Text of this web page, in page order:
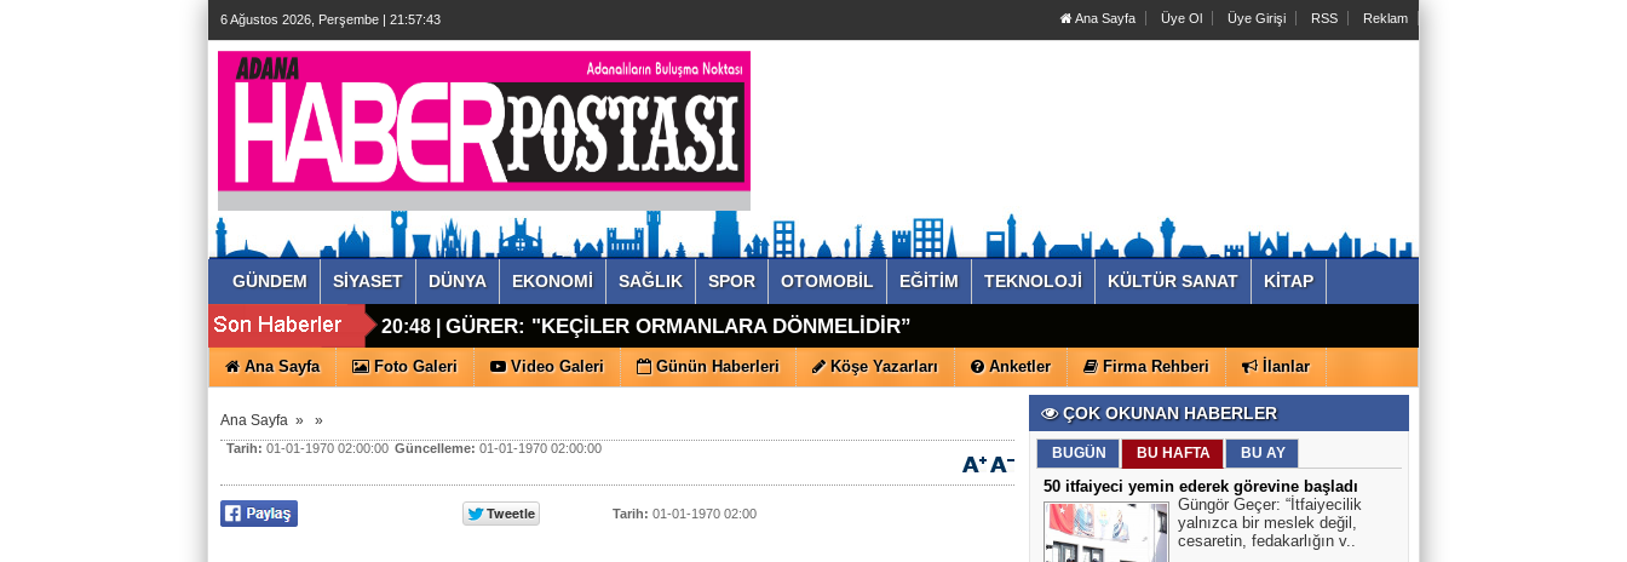
6 Ağustos 2026, Perşembe | 21:57:44 Ana Sayfa Üye Ol Üye Girişi RSS Reklam
GÜNDEM SİYASET DÜNYA EKONOMİ SAĞLIK SPOR OTOMOBİL EĞİTİM TEKNOLOJİ KÜLTÜR SANAT KİTAP
20:48 | GÜRER: "KEÇİLER ORMANLARA DÖNMELİDİR”
Ana Sayfa Foto Galeri Video Galeri Günün Haberleri Köşe Yazarları Anketler Firma Rehberi İlanlar
Ana Sayfa » »
Tarih: 01-01-1970 02:00:00 Güncelleme: 01-01-1970 02:00:00
Tarih: 01-01-1970 02:00
ÇOK OKUNAN HABERLER
BUGÜN BU HAFTA BU AY
50 itfaiyeci yemin ederek görevine başladı
Güngör Geçer: “İtfaiyecilik
yalnızca bir meslek değil,
cesaretin, fedakarlığın v..